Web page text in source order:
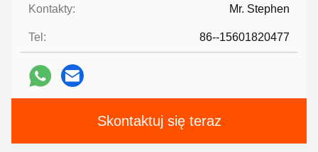
Kontakty: Mr. Stephen
Tel: 86--15601820477
Skontaktuj się teraz